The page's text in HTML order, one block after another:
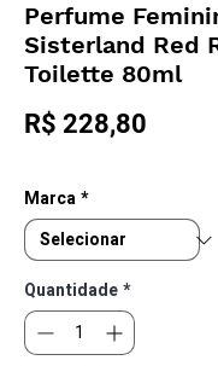
Perfume
Sisterland Red
Toilette 80ml
R$ 228,80
Marca*
Quantidade*